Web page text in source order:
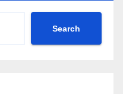
Search